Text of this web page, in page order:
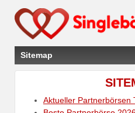
Sitemap
Aktueller Partnerbörsen